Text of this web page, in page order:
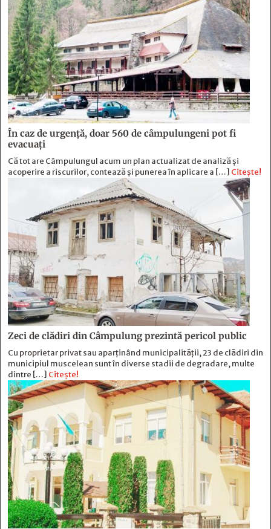
În caz de urgență, doar 560 de câmpulungeni pot fi
evacuați
Că tot are Câmpulungul acum un plan actualizat de analiză și
acoperire a riscurilor, contează și punerea în aplicare a […] Citește!
Zeci de clădiri din Câmpulung prezintă pericol public
Cu proprietar privat sau aparținând municipalității, 23 de clădiri din
municipiul muscelean sunt în diverse stadii de degradare, multe
dintre […] Citește!